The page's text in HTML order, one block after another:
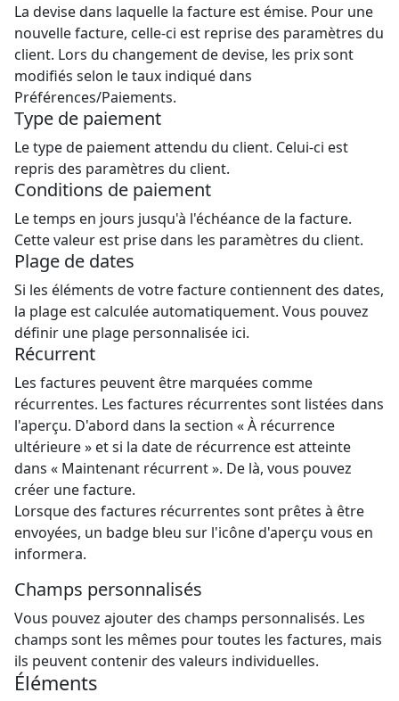
La devise dans laquelle la facture est émise. Pour une
nouvelle facture, celle-ci est reprise des paramètres du
client. Lors du changement de devise, les prix sont
modifiés selon le taux indiqué dans
Préférences/Paiements.
Type de paiement
Le type de paiement attendu du client. Celui-ci est
repris des paramètres du client.
Conditions de paiement
Le temps en jours jusqu'à l'échéance de la facture.
Cette valeur est prise dans les paramètres du client.
Plage de dates
Si les éléments de votre facture contiennent des dates,
la plage est calculée automatiquement. Vous pouvez
définir une plage personnalisée ici.
Récurrent
Les factures peuvent être marquées comme
récurrentes. Les factures récurrentes sont listées dans
l'aperçu. D'abord dans la section « À récurrence
ultérieure » et si la date de récurrence est atteinte
dans « Maintenant récurrent ». De là, vous pouvez
créer une facture.
Lorsque des factures récurrentes sont prêtes à être
envoyées, un badge bleu sur l'icône d'aperçu vous en
informera.
Champs personnalisés
Vous pouvez ajouter des champs personnalisés. Les
champs sont les mêmes pour toutes les factures, mais
ils peuvent contenir des valeurs individuelles.
Éléments